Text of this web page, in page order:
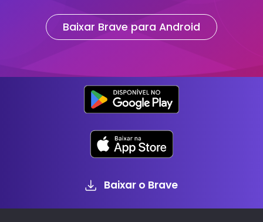
Baixar Brave para Android
Baixar o Brave